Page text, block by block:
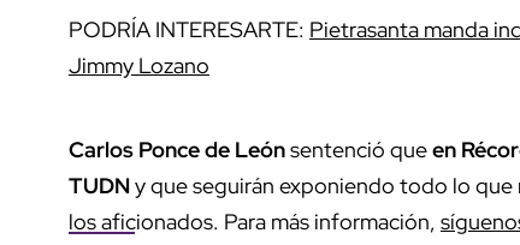
PODRÍA INTERESARTE: Pietrasanta manda
Jimmy Lozano
Carlos Ponce de Leónsentenció queen
TUDNy que seguirán exponiendo todo lo
los aficionados. Para más información,